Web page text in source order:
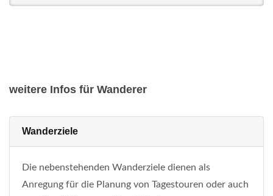
weitere Infos für Wanderer
Wanderziele
Die nebenstehenden Wanderziele dienen als
Anregung für die Planung von Tagestouren oder auch